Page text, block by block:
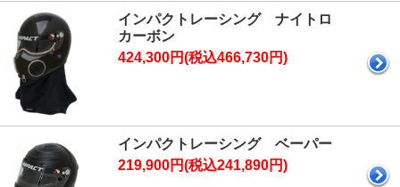
インパクトレーシング ナイトロ
カーボン
424,300円(税込466,730円)
インパクトレーシング ベーパー
219,900円(税込241,890円)